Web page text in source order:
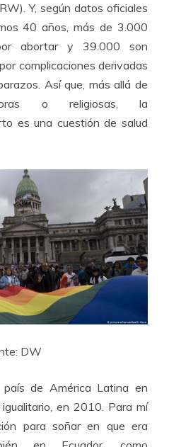
Y, según datos oficiales
40 años, más de 3.000
abortar y 39.000 son
complicaciones derivadas
Así que, más allá de
o religiosas, la
es una cuestión de salud
DW
de América Latina en
en 2010. Para mí
para soñar en que era